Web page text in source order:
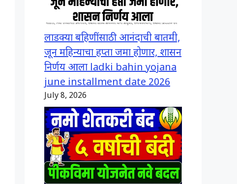
लाडक्या बहिणींसाठी आनंदाची बातमी,
जून महिन्याचा हप्ता जमा होणार, शासन
निर्णय आला ladki bahin yojana
june installment date 2026
July 8, 2026